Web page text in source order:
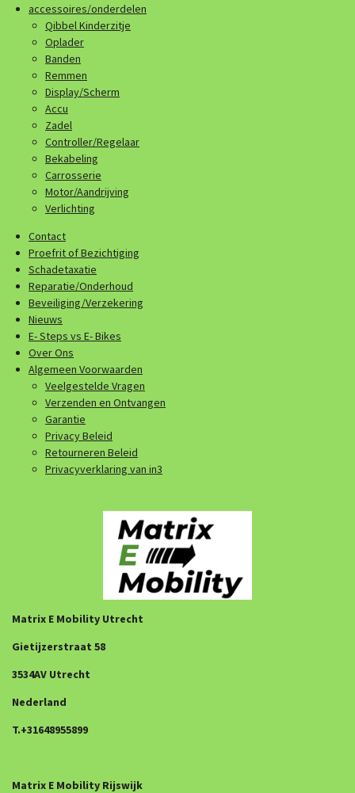
accessoires/onderdelen
Qibbel Kinderzitje
Oplader
Banden
Remmen
Display/Scherm
Accu
Zadel
Controller/Regelaar
Bekabeling
Carrosserie
Motor/Aandrijving
Verlichting
Contact
Proefrit of Bezichtiging
Schadetaxatie
Reparatie/Onderhoud
Beveiliging/Verzekering
Nieuws
E- Steps vs E- Bikes
Over Ons
Algemeen Voorwaarden
Veelgestelde Vragen
Verzenden en Ontvangen
Garantie
Privacy Beleid
Retourneren Beleid
Privacyverklaring van in3
Matrix E Mobility Utrecht
Gietijzerstraat 58
3534AV Utrecht
Nederland
T.+31648955899
Matrix E Mobility Rijswijk